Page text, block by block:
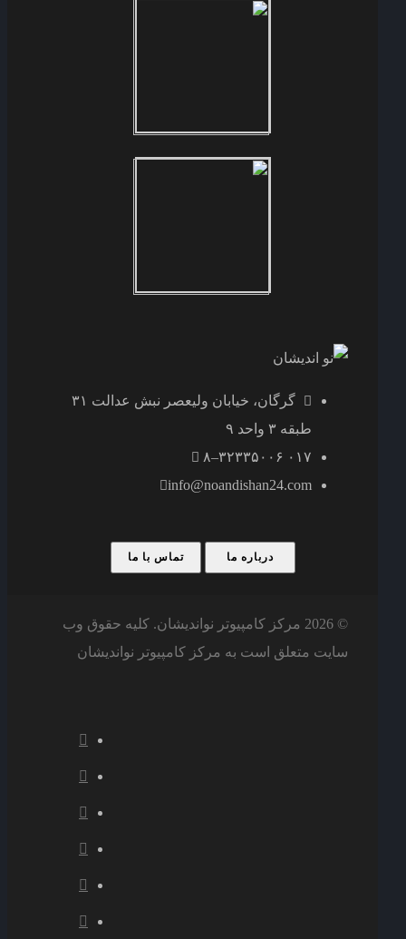
گرگان، خیابان ولیعصر نبش عدالت ۳۱
طبقه ۳ واحد ۹
۸–۳۲۳۳۵۰۰۶ ۰۱۷
info@noandishan24.com
درباره ما تماس با ما
© 2026 مرکز کامپیوتر نواندیشان. کلیه حقوق وب
سایت متعلق است به مرکز کامپیوتر نواندیشان